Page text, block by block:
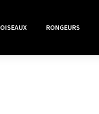
OISEAUX RONGEURS